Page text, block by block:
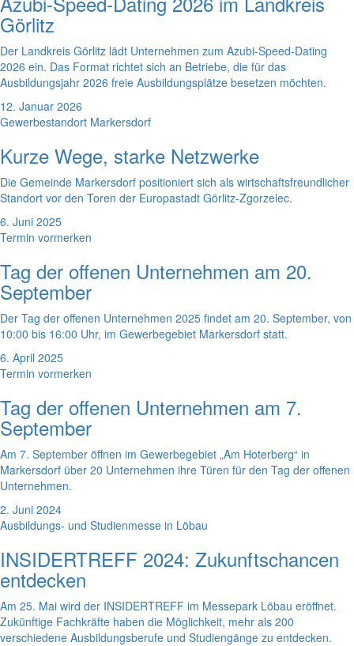
Görlitz
Der Landkreis Görlitz lädt Unternehmen zum Azubi-Speed-Dating
2026 ein. Das Format richtet sich an Betriebe, die für das
Ausbildungsjahr 2026 freie Ausbildungsplätze besetzen möchten.
12. Januar 2026
Gewerbestandort Markersdorf
Kurze Wege, starke Netzwerke
Die Gemeinde Markersdorf positioniert sich als wirtschaftsfreundlicher
Standort vor den Toren der Europastadt Görlitz-Zgorzelec.
6. Juni 2025
Termin vormerken
Tag der offenen Unternehmen am 20.
September
Der Tag der offenen Unternehmen 2025 findet am 20. September, von
10:00 bis 16:00 Uhr, im Gewerbegebiet Markersdorf statt.
6. April 2025
Termin vormerken
Tag der offenen Unternehmen am 7.
September
Am 7. September öffnen im Gewerbegebiet „Am Hoterberg“ in
Markersdorf über 20 Unternehmen ihre Türen für den Tag der offenen
Unternehmen.
2. Juni 2024
Ausbildungs- und Studienmesse in Löbau
INSIDERTREFF 2024: Zukunftschancen
entdecken
Am 25. Mai wird der INSIDERTREFF im Messepark Löbau eröffnet.
Zukünftige Fachkräfte haben die Möglichkeit, mehr als 200
verschiedene Ausbildungsberufe und Studiengänge zu entdecken.